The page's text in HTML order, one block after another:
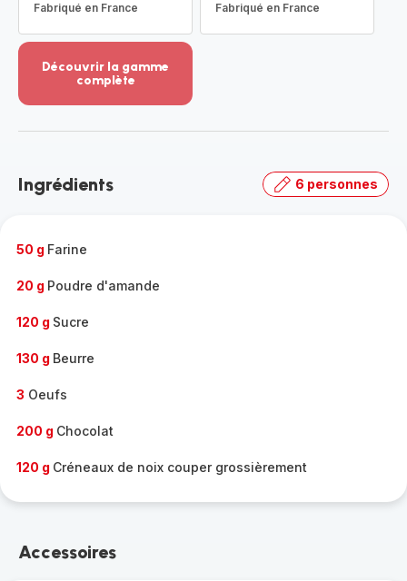
Fabriqué en France
Fabriqué en France
Découvrir la gamme
complète
-
gamme
Ingrédients 6 personnes
50 g Farine
20 g Poudre d'amande
120 g Sucre
130 g Beurre
3 Oeufs
200 g Chocolat
120 g Créneaux de noix couper grossièrement
Accessoires